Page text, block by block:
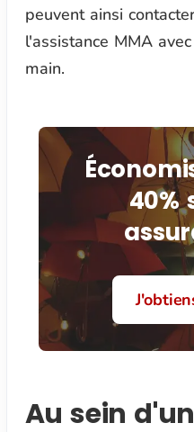
peuvent ainsi
l'assistance MMA
main.
40%
Au sein